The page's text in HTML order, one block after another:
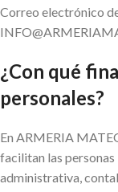
Correo electrónico
¿Con qué
personales?
En ARMERIA
facilitan las
administrativa,